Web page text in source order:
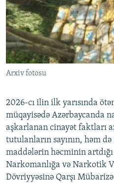
Arxiv fotosu
2026-cı ilin ilk yarısında
müqayisədə Azərbaycanda
aşkarlanan cinayət faktları
tutulanların sayının, həm
maddələrin həcminin
Narkomanlığa və Narkotik
Dövriyyəsinə Qarşı